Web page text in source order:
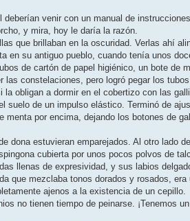
venir con un manual de
y mira, hoy le daría la razón.
que brillaban en la oscuridad. Verlas ahí
en su antiguo pueblo, cuando tenía unos
de cartón de papel higiénico, un bote de
constelaciones, pero logró pegar los
obligan a dormir en el cobertizo con las
suelo de un impulso elástico. Terminó de
por encima, dejando los botones de
dona estuvieran emparejados. Al otro lado
cubierta por unos pocos polvos de
llenas de expresividad, y sus labios
que mezclaba tonos dorados y rosados, era
ajenos a la existencia de un cepillo.
no tienen tiempo de peinarse. ¡Tenemos